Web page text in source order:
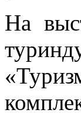
На